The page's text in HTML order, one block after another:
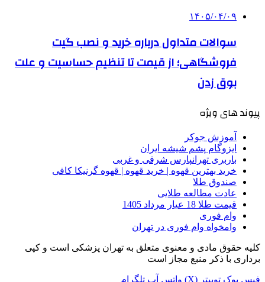
۱۴۰۵/۰۴/۰۹
سوالات متداول درباره خرید و نصب گیت
فروشگاهی؛ از قیمت تا تنظیم حساسیت و علت
بوق زدن
پیوند های ویژه
آموزش جوکر
ایزوگام پشم شیشه ایران
باربری تهرانپارس شرقی و غربی
خرید بهترین قهوه | خرید قهوه | قهوه گرنیکا کافی
صندوق طلا
عادت مطالعه طلایی
قیمت طلا 18 عیار مرداد 1405
وام فوری
وامخواه وام فوری در تهران
کلیه حقوق مادی و معنوی متعلق به تهران پزشکی است و کپی
برداری با ذکر منبع مجاز است
فیس بوک توییتر (X) واتس آپ تلگرام